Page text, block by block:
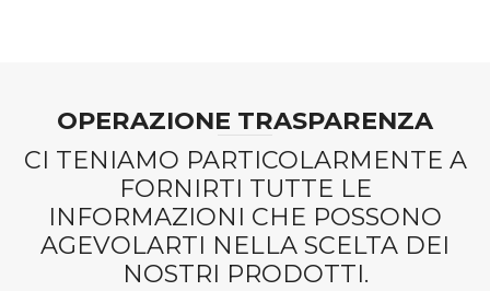
OPERAZIONE TRASPARENZA
CI TENIAMO PARTICOLARMENTE A
FORNIRTI TUTTE LE
INFORMAZIONI CHE POSSONO
AGEVOLARTI NELLA SCELTA DEI
NOSTRI PRODOTTI.